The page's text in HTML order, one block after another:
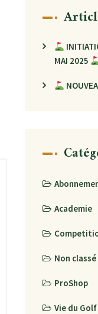
MAI 2025
Academie
Non classé
ProShop
Vie du Golf